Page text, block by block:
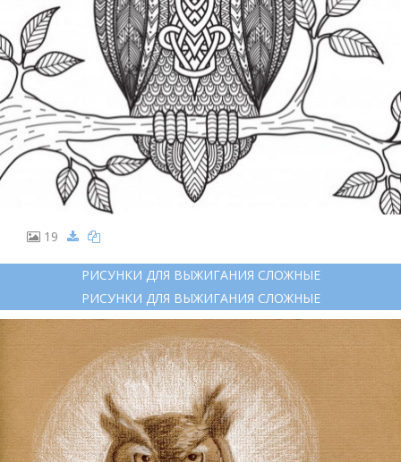
19
РИСУНКИ ДЛЯ ВЫЖИГАНИЯ СЛОЖНЫЕ
РИСУНКИ ДЛЯ ВЫЖИГАНИЯ СЛОЖНЫЕ